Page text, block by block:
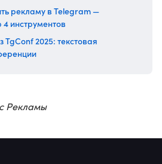
рекламу в Telegram —
инструментов
2025: текстовая
Рекламы